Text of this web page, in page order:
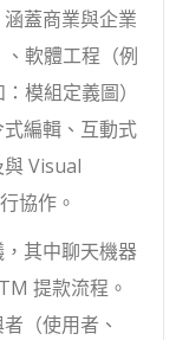
蓋商業與企業
、軟體工程（例
模組定義圖）
編輯、互動式
Visual
協作。
其中聊天機器
提款流程。
（使用者、